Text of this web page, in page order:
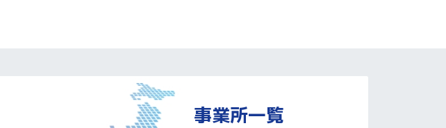
事業所一覧